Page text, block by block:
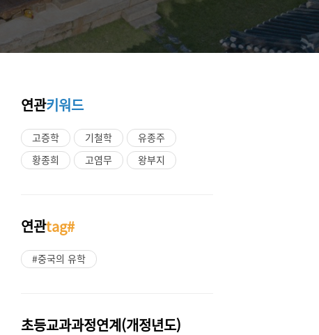
연관키워드
고증학 기철학
유종주
황종희
고염무 왕부지
연관tag#
#중국의 유학
초등교과과정연계(개정년도)